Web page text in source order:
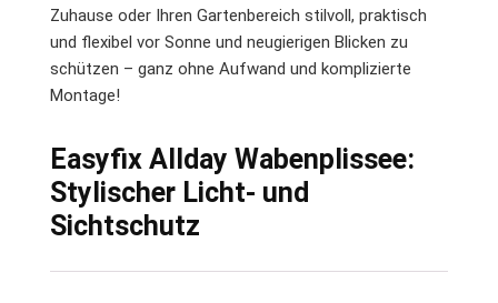
Zuhause oder Ihren Gartenbereich stilvoll, praktisch
und flexibel vor Sonne und neugierigen Blicken zu
schützen – ganz ohne Aufwand und komplizierte
Montage!
Easyfix Allday Wabenplissee:
Stylischer Licht- und
Sichtschutz